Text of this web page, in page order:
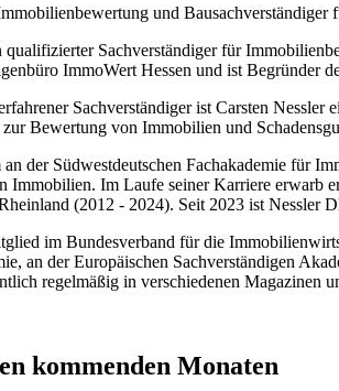
und Bausachverständiger
qualifizierter Sachverständiger für
ImmoWert Hessen und ist Begründer
Sachverständiger ist Carsten
Bewertung von Immobilien und
an der Südwestdeutschen Fachakademie für
Immobilien. Im Laufe seiner Karriere erwarb
(2012 - 2024). Seit 2023 ist Nessler
im Bundesverband für die
an der Europäischen Sachverständigen
regelmäßig in verschiedenen Magazinen
kommenden Monaten